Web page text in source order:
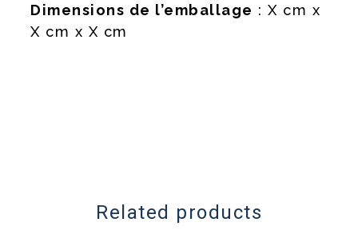
Dimensions de l’emballage : X cm x
X cm x X cm
Related products